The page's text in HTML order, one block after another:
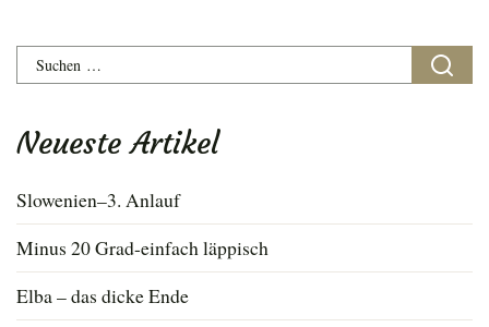
Suchen
nach:
Neueste Artikel
Slowenien–3. Anlauf
Minus 20 Grad-einfach läppisch
Elba – das dicke Ende